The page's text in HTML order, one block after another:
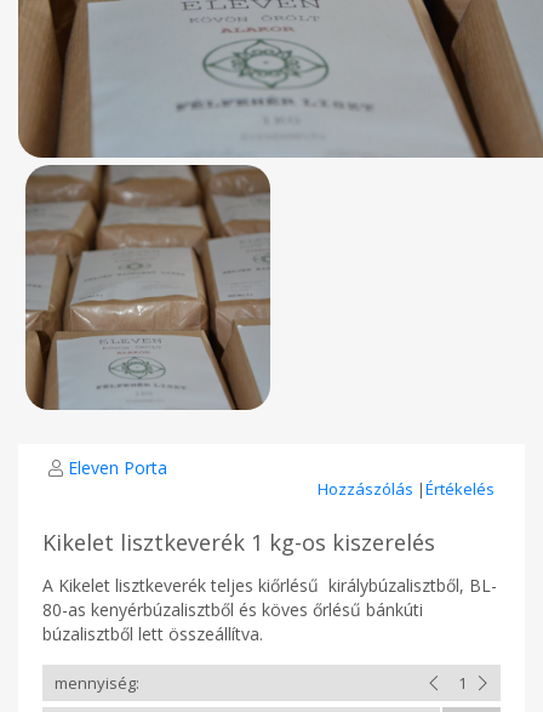
Eleven Porta
Hozzászólás |Értékelés
Kikelet lisztkeverék 1 kg-os kiszerelés
A Kikelet lisztkeverék teljes kiőrlésű királybúzalisztből, BL-
80-as kenyérbúzalisztből és köves őrlésű bánkúti
búzalisztből lett összeállítva.